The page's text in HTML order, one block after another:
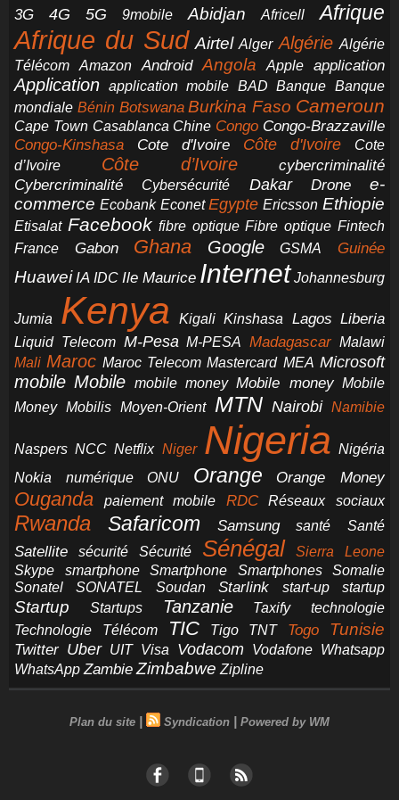
3G 4G 5G 9mobile Abidjan Africell Afrique
Afrique du Sud Airtel Alger Algérie Algérie
Télécom
Amazon Android Angola Apple application
Application application mobile BAD Banque Banque
mondiale Bénin Botswana Burkina Faso Cameroun
Cape Town Casablanca Chine Congo Congo-Brazzaville
Congo-Kinshasa Cote d'Ivoire Côte d'Ivoire
Cote
d’Ivoire
Côte d’Ivoire
cybercriminalité
Cybercriminalité
Cybersécurité Dakar Drone
e-
commerce Ecobank Econet Egypte Ericsson Ethiopie
Etisalat Facebook fibre optique Fibre optique Fintech
France
Gabon Ghana Google GSMA Guinée
Huawei IA IDC Ile Maurice Internet Johannesburg
Jumia Kenya Kigali Kinshasa Lagos Liberia
Liquid Telecom M-Pesa M-PESA Madagascar Malawi
Mali Maroc Maroc Telecom Mastercard MEA Microsoft
mobile Mobile mobile money Mobile money Mobile
Money Mobilis Moyen-Orient MTN Nairobi Namibie
Naspers NCC Netflix Niger Nigeria Nigéria
Nokia
numérique ONU Orange Orange Money
Ouganda paiement mobile RDC Réseaux sociaux
Rwanda Safaricom Samsung santé Santé
Satellite sécurité Sécurité Sénégal
Sierra Leone
Skype
smartphone Smartphone Smartphones
Somalie
Sonatel
SONATEL Soudan Starlink start-up startup
Startup Startups Tanzanie Taxify
technologie
Technologie
Télécom TIC Tigo TNT Togo Tunisie
Twitter Uber UIT Visa Vodacom Vodafone Whatsapp
WhatsApp Zambie Zimbabwe Zipline
Plan du site | Syndication | Powered by WM